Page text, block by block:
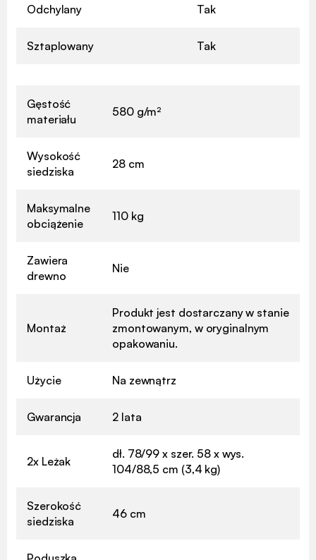
Odchylany Tak
Sztaplowany Tak
Gęstość
materiału
580 g/m²
Wysokość
siedziska
28 cm
Maksymalne
obciążenie
110 kg
Zawiera
drewno
Nie
Montaż
Produkt jest dostarczany w stanie
zmontowanym, w oryginalnym
opakowaniu.
Użycie Na zewnątrz
Gwarancja 2 lata
2x Leżak
dł. 78/99 x szer. 58 x wys.
104/88,5 cm (3,4 kg)
Szerokość
siedziska
46 cm